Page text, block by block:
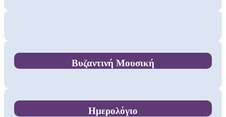
Βυζαντινή Μουσική
Ημερολόγιο